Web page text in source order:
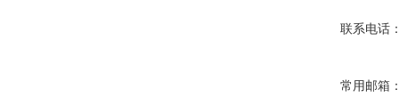
联系电话
常用邮箱